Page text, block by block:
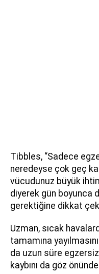
Tibbles, “Sadece
neredeyse çok geç
vücudunuz büyük
diyerek gün boyunca
gerektiğine dikkat
Uzman, sıcak
tamamına
da uzun süre
kaybını da göz